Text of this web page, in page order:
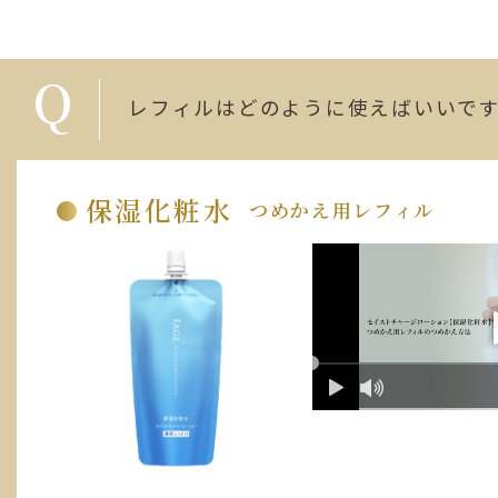
Q レフィルはどのように使えばいいで
保湿化粧水 つめかえ用レフィル